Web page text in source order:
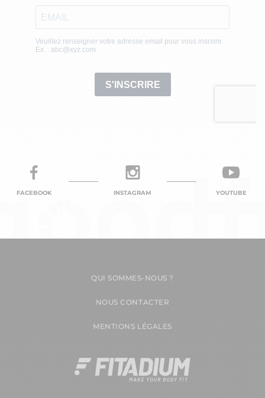
FACEBOOK INSTAGRAM YOUTUBE
QUI SOMMES-NOUS ?
NOUS CONTACTER
MENTIONS LÉGALES